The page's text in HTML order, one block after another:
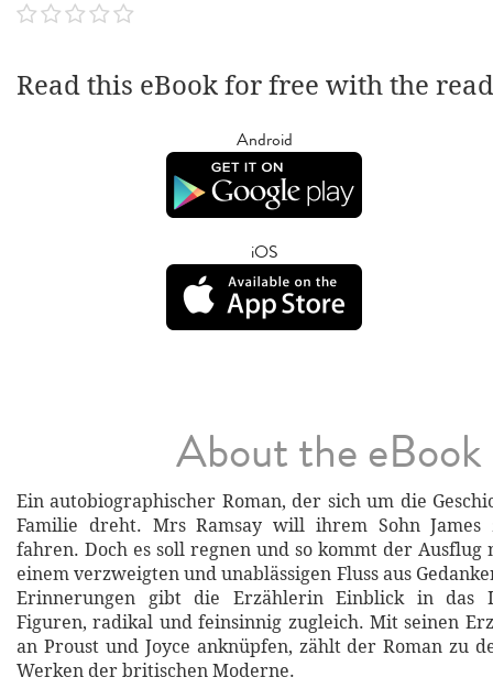
Read this eBook for free with the
Android
iOS
About the eBook
Ein autobiographischer Roman, der sich um die
Familie dreht. Mrs Ramsay will ihrem Sohn James
fahren. Doch es soll regnen und so kommt der Ausflug
einem verzweigten und unablässigen Fluss aus
Erinnerungen gibt die Erzählerin Einblick in das
Figuren, radikal und feinsinnig zugleich. Mit seinen
an Proust und Joyce anknüpfen, zählt der Roman zu
Werken der britischen Moderne.